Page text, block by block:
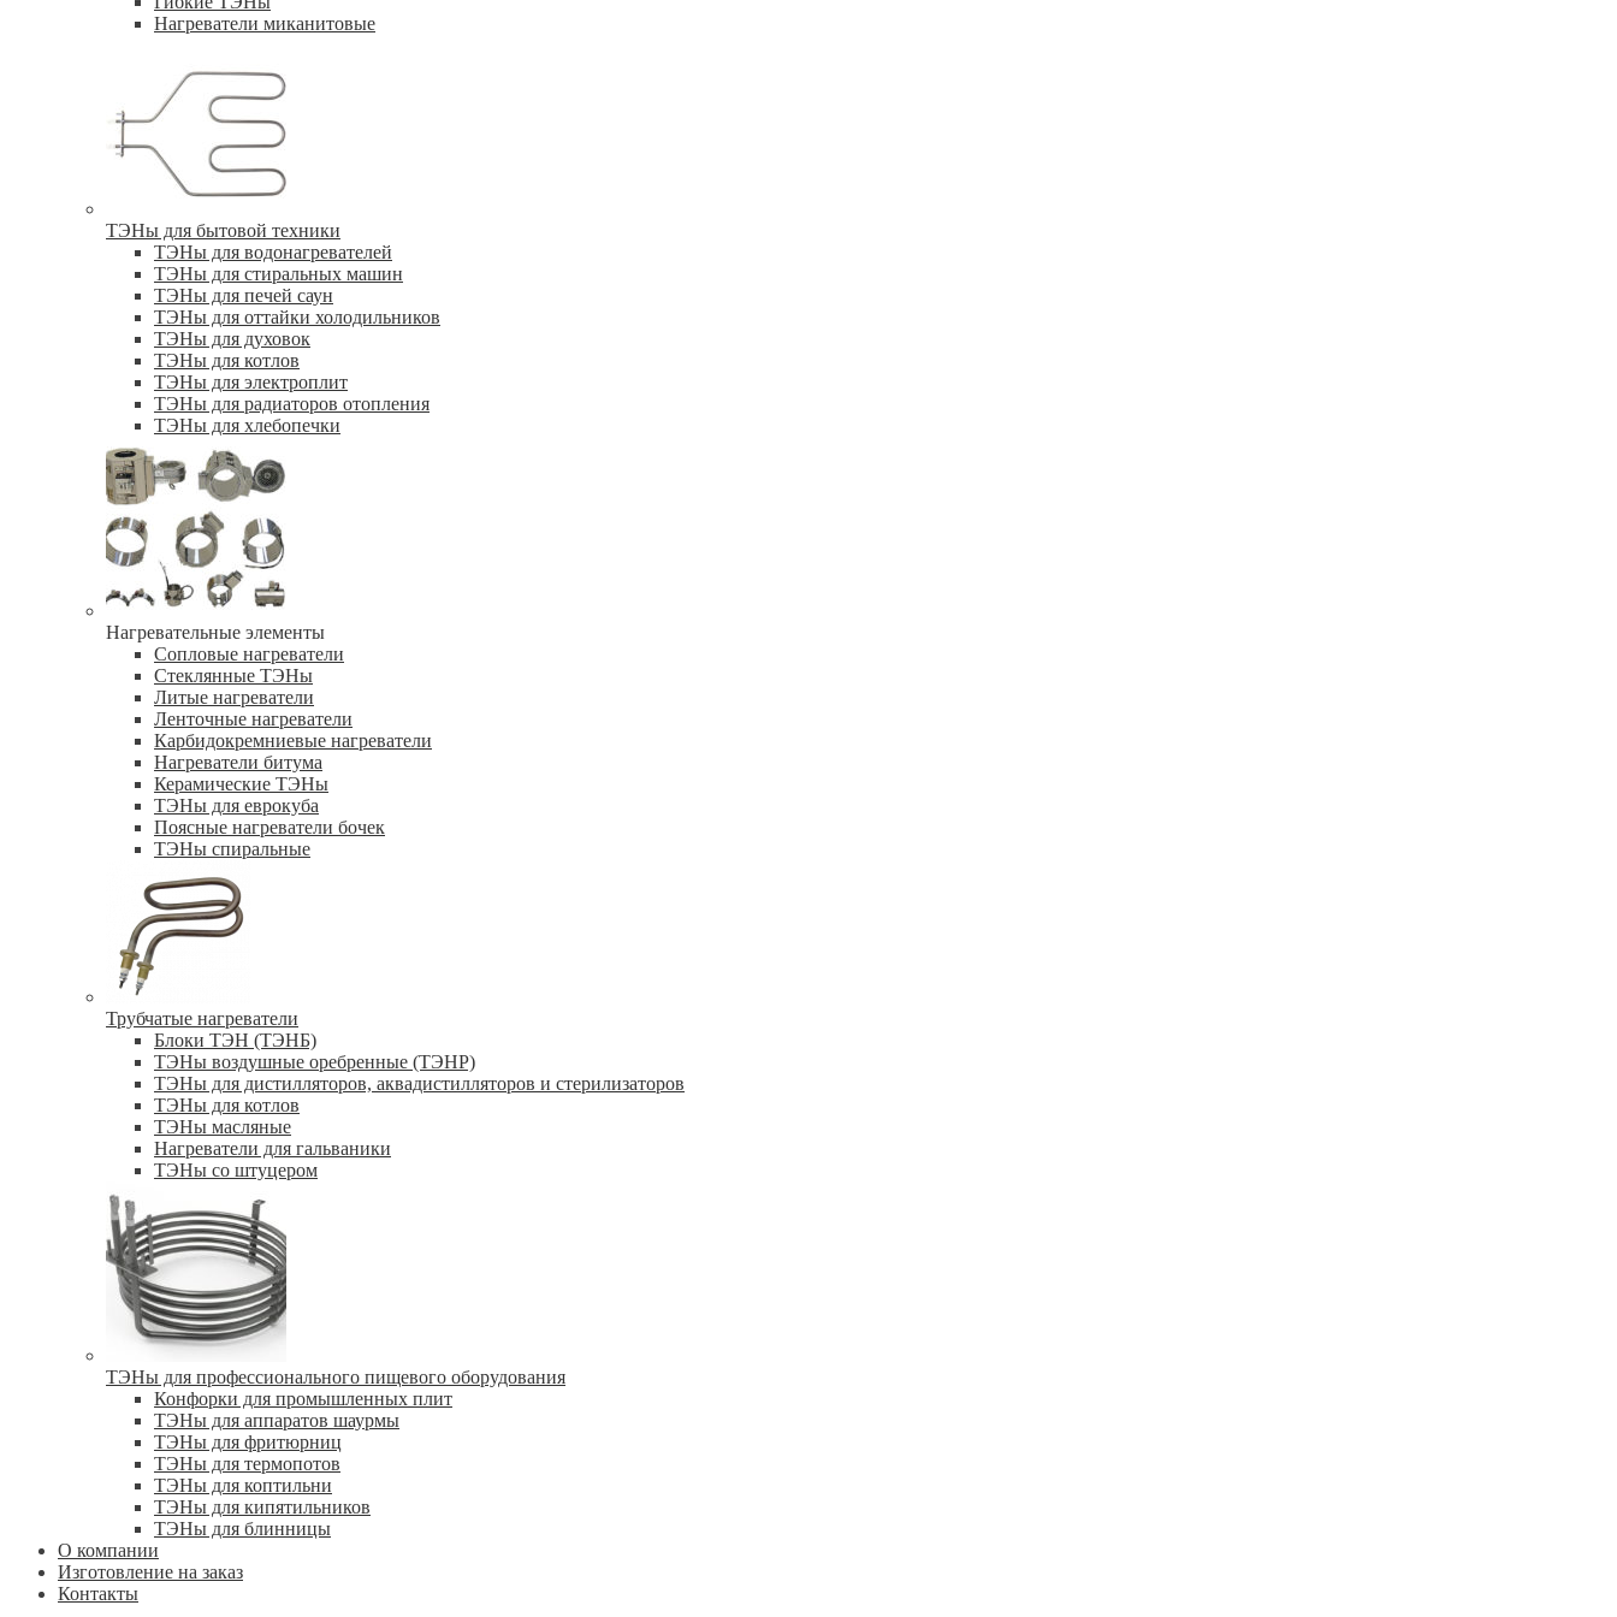
Нагреватели миканитовые
ТЭНы для бытовой техники
ТЭНы для водонагревателей
ТЭНы для стиральных машин
ТЭНы для печей саун
ТЭНы для оттайки холодильников
ТЭНы для духовок
ТЭНы для котлов
ТЭНы для электроплит
ТЭНы для радиаторов отопления
ТЭНы для хлебопечки
Нагревательные элементы
Сопловые нагреватели
Стеклянные ТЭНы
Литые нагреватели
Ленточные нагреватели
Карбидокремниевые нагреватели
Нагреватели битума
Керамические ТЭНы
ТЭНы для еврокуба
Поясные нагреватели бочек
ТЭНы спиральные
Трубчатые нагреватели
Блоки ТЭН (ТЭНБ)
ТЭНы воздушные оребренные (ТЭНР)
ТЭНы для дистилляторов, аквадистилляторов и стерилизаторов
ТЭНы для котлов
ТЭНы масляные
Нагреватели для гальваники
ТЭНы со штуцером
ТЭНы для профессионального пищевого оборудования
Конфорки для промышленных плит
ТЭНы для аппаратов шаурмы
ТЭНы для фритюрниц
ТЭНы для термопотов
ТЭНы для коптильни
ТЭНы для кипятильников
ТЭНы для блинницы
О компании
Изготовление на заказ
Контакты